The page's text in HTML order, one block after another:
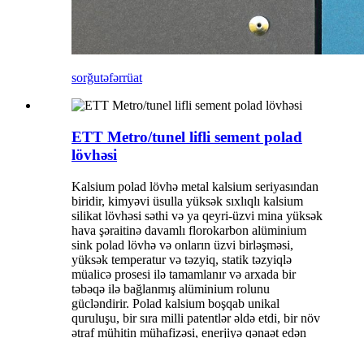
sorğutəfərrüat
ETT Metro/tunel lifli sement polad
lövhəsi
Kalsium polad lövhə metal kalsium seriyasından
biridir, kimyəvi üsulla yüksək sıxlıqlı kalsium
silikat lövhəsi səthi və ya qeyri-üzvi mina yüksək
hava şəraitinə davamlı florokarbon alüminium
sink polad lövhə və onların üzvi birləşməsi,
yüksək temperatur və təzyiq, statik təzyiqlə
müalicə prosesi ilə tamamlanır və arxada bir
təbəqə ilə bağlanmış alüminium rolunu
gücləndirir. Polad kalsium boşqab unikal
quruluşu, bir sıra milli patentlər əldə etdi, bir növ
ətraf mühitin mühafizəsi, enerjiyə qənaət edən